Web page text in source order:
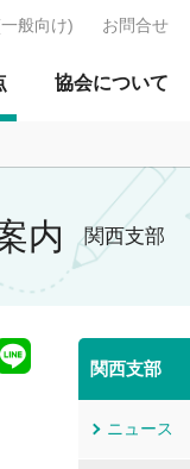
テーシ
協会について
般向け) お問合せ
内 関西支部
関西支部
ニュース